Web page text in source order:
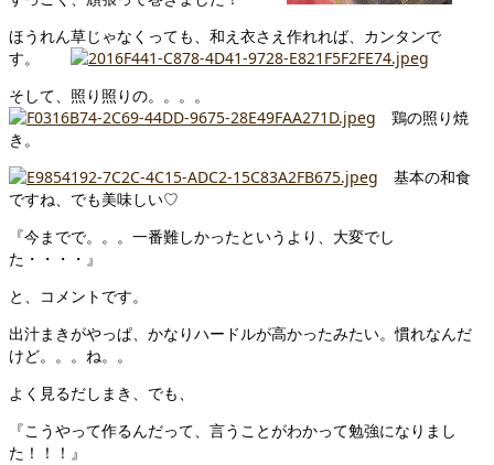
ほうれん草じゃなくっても、和え衣さえ作れれば、カンタンで
す。
そして、照り照りの。。。。
鶏の照り焼
き。
基本の和食
ですね、でも美味しい♡
『今までで。。。一番難しかったというより、大変でし
た・・・・』
と、コメントです。
出汁まきがやっぱ、かなりハードルが高かったみたい。慣れなんだ
けど。。。ね。。
よく見るだしまき、でも、
『こうやって作るんだって、言うことがわかって勉強になりまし
た！！！』